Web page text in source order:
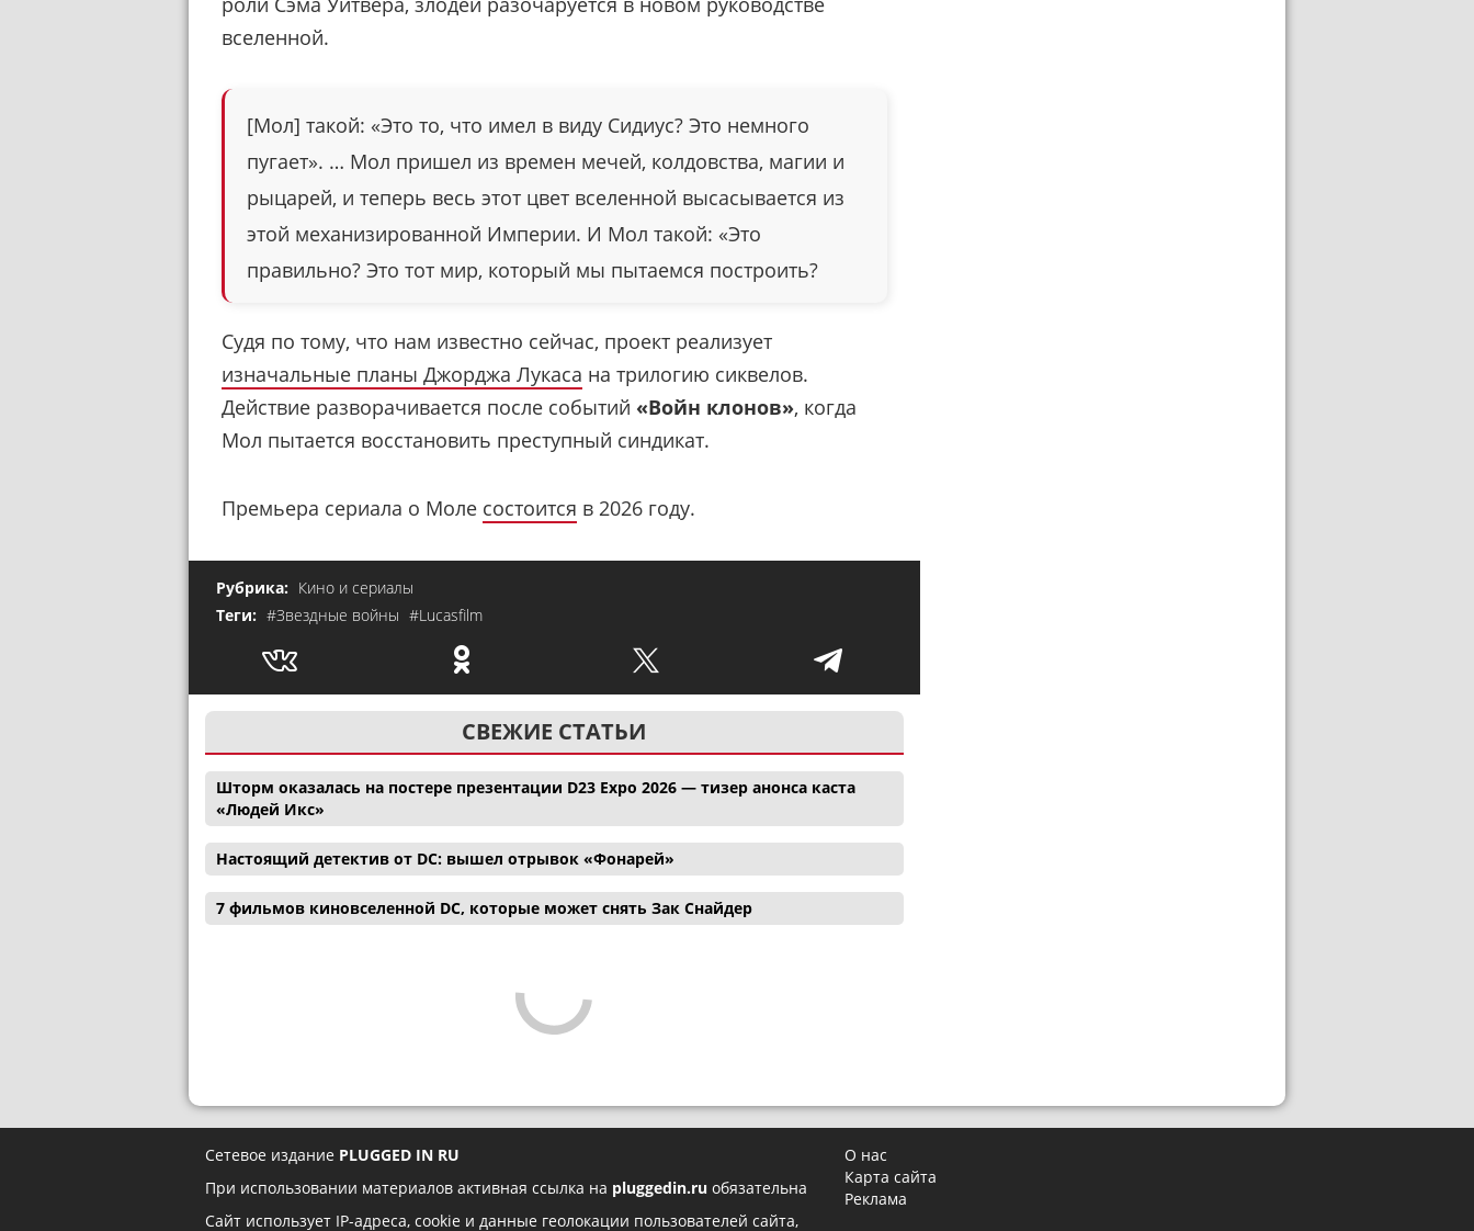
вселенной.
[Мол] такой: «Это то, что имел в виду Сидиус? Это немного
пугает». … Мол пришел из времен мечей, колдовства, магии и
рыцарей, и теперь весь этот цвет вселенной высасывается из
этой механизированной Империи. И Мол такой: «Это
правильно? Это тот мир, который мы пытаемся построить?
Судя по тому, что нам известно сейчас, проект реализует
изначальные планы Джорджа Лукаса на трилогию сиквелов.
Действие разворачивается после событий «Войн клонов», когда
Мол пытается восстановить преступный синдикат.
Премьера сериала о Моле состоится в 2026 году.
Рубрика: Кино и сериалы
Теги: #Звездные войны #Lucasfilm
СВЕЖИЕ СТАТЬИ
Шторм оказалась на постере презентации D23 Expo 2026 — тизер анонса каста
«Людей Икс»
Настоящий детектив от DC: вышел отрывок «Фонарей»
7 фильмов киновселенной DC, которые может снять Зак Снайдер
Сетевое издание PLUGGED IN RU
При использовании материалов активная ссылка на pluggedin.ru обязательна
Сайт использует IP-адреса, cookie и данные геолокации пользователей сайта,
О нас
Карта сайта
Реклама